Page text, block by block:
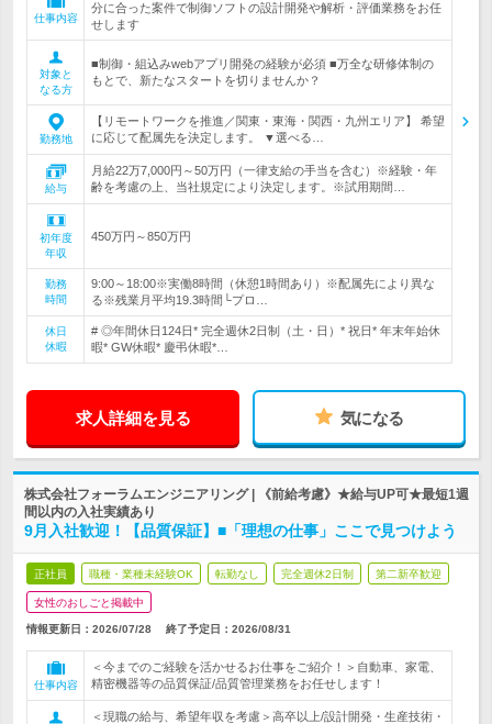
仕事内容
分に合った案件で制御ソフトの設計開発や解析・評価業務をお任
せします
対象と
なる方
■制御・組込みwebアプリ開発の経験が必須 ■万全な研修体制の
もとで、新たなスタートを切りませんか？
勤務地
【リモートワークを推進／関東・東海・関西・九州エリア】 希望
に応じて配属先を決定します。 ▼選べる…
給与
月給22万7,000円～50万円（一律支給の手当を含む）※経験・年
齢を考慮の上、当社規定により決定します。※試用期間…
初年度
年収
450万円～850万円
勤務
時間
9:00～18:00※実働8時間（休憩1時間あり）※配属先により異な
る※残業月平均19.3時間└プロ…
休日
休暇
# ◎年間休日124日* 完全週休2日制（土・日）* 祝日* 年末年始休
暇* GW休暇* 慶弔休暇*…
求人詳細を見る 気になる
株式会社フォーラムエンジニアリング | 《前給考慮》★給与UP可★最短1週
間以内の入社実績あり
9月入社歓迎！【品質保証】■「理想の仕事」ここで見つけよう
正社員 職種・業種未経験OK 転勤なし 完全週休2日制 第二新卒歓迎
女性のおしごと掲載中
情報更新日：2026/07/28 終了予定日： 2026/08/31
仕事内容
＜今までのご経験を活かせるお仕事をご紹介！＞自動車、家電、
精密機器等の品質保証/品質管理業務をお任せします！
＜現職の給与、希望年収を考慮＞高卒以上/設計開発・生産技術・